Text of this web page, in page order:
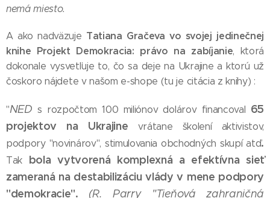
nemá miesto.
A ako nadväzuje Tatiana Gračeva vo svojej jedinečnej
knihe Projekt Demokracia: právo na zabíjanie, ktorá
dokonale vysvetľuje to, čo sa deje na Ukrajine a ktorú už
čoskoro nájdete v našom e-shope (tu je citácia z knihy) :
"NEDs rozpočtom 100 miliónov dolárov financoval 65
projektov na Ukrajine
vrátane školení aktivistov,
podpory "novinárov", stimulovania obchodných skupí atď.
Tak bola vytvorená komplexná a efektívna sieť
zameraná na destabilizáciu vlády v mene podpory
"demokracie". (R. Parry "Tieňová zahraničná